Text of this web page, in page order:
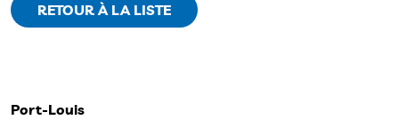
RETOUR À LA LISTE
Port-Louis